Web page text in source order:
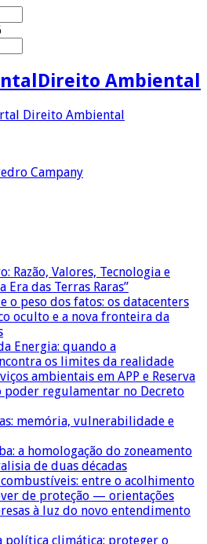
Direito Ambiental
Campany
Razão, Valores, Tecnologia e
das Terras Raras”
o peso dos fatos: os datacenters
oculto e a nova fronteira da
Energia: quando a
os limites da realidade
ambientais em APP e Reserva
poder regulamentar no Decreto
memória, vulnerabilidade e
a homologação do zoneamento
de duas décadas
entre o acolhimento
de proteção — orientações
à luz do novo entendimento
política climática: proteger o